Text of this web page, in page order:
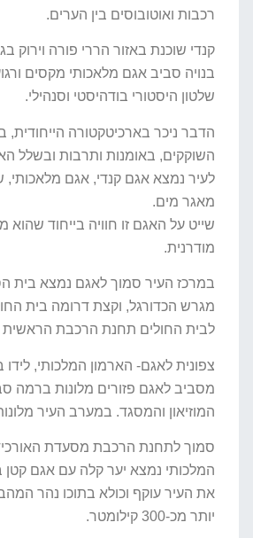
רכבות ואוטובוסים בין הערים.
בנויה סביב אגם מלאכותי מקסים
שלטון היסטורי בודהיסטי וסנהילי.
הדבר ניכר בארכיטקטורה הייחודית,
השוקקים, באומנות ותרבות ובשלל
לעיר נמצא אגם קנדי, אגם מלאכותי,
מאגר מים.
שייט על האגם זו חוויה בייחוד שהוא
מודרנית.
במרכז העיר סמוך לאגם נמצא בית
מגרש הכדורגל, וקצת דרומה בית
לבית החולים תחנת הרכבת הראשית
צפונית לאגם- הארמון המלכותי, לידו
מסביב לאגם פזורים מלונות ברמה
המוזיאון והמסגד. במערב העיר
סמוך לתחנת הרכבת מסעדת
המלכותי נמצא יער קלה עם אגם קטן
את העיר עוקף וכולא בתוכו נהר
יותר מכ-300 קילומטר.